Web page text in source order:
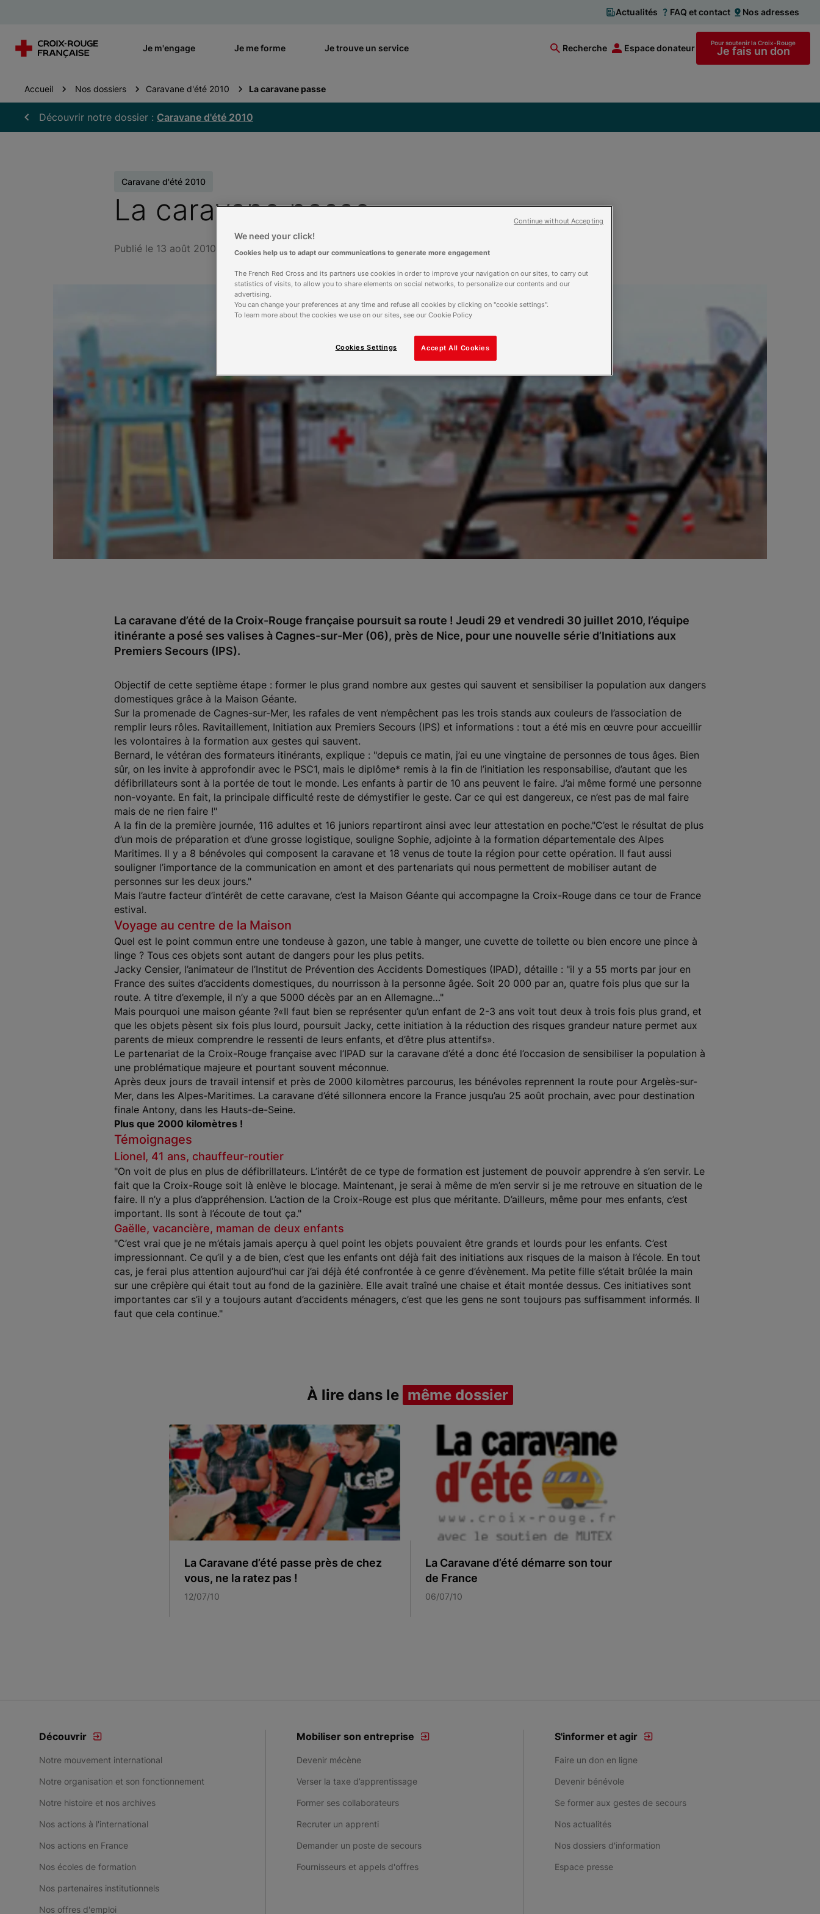
Actualités FAQ et contact Nos adresses
Je m'engage Je me forme Je trouve un service Recherche Espace donateur Pour soutenir la Croix-Rouge
Je fais un don
Accueil Nos dossiers Caravane d'été 2010 La caravane passe
Découvrir notre dossier : Caravane d'été 2010
Caravane d'été 2010
La caravane passe
Publié le 13 août 2010
La caravane d’été de la Croix-Rouge française poursuit sa route ! Jeudi 29 et vendredi 30 juillet 2010, l’équipe
itinérante a posé ses valises à Cagnes-sur-Mer (06), près de Nice, pour une nouvelle série d’Initiations aux
Premiers Secours (IPS).
Objectif de cette septième étape : former le plus grand nombre aux gestes qui sauvent et sensibiliser la population aux dangers
domestiques grâce à la Maison Géante.
Sur la promenade de Cagnes-sur-Mer, les rafales de vent n’empêchent pas les trois stands aux couleurs de l’association de
remplir leurs rôles. Ravitaillement, Initiation aux Premiers Secours (IPS) et informations : tout a été mis en œuvre pour accueillir
les volontaires à la formation aux gestes qui sauvent.
Bernard, le vétéran des formateurs itinérants, explique : "depuis ce matin, j’ai eu une vingtaine de personnes de tous âges. Bien
sûr, on les invite à approfondir avec le PSC1, mais le diplôme* remis à la fin de l’initiation les responsabilise, d’autant que les
défibrillateurs sont à la portée de tout le monde. Les enfants à partir de 10 ans peuvent le faire. J’ai même formé une personne
non-voyante. En fait, la principale difficulté reste de démystifier le geste. Car ce qui est dangereux, ce n’est pas de mal faire
mais de ne rien faire !"
A la fin de la première journée, 116 adultes et 16 juniors repartiront ainsi avec leur attestation en poche."C’est le résultat de plus
d’un mois de préparation et d’une grosse logistique, souligne Sophie, adjointe à la formation départementale des Alpes
Maritimes. Il y a 8 bénévoles qui composent la caravane et 18 venus de toute la région pour cette opération. Il faut aussi
souligner l’importance de la communication en amont et des partenariats qui nous permettent de mobiliser autant de
personnes sur les deux jours."
Mais l’autre facteur d’intérêt de cette caravane, c’est la Maison Géante qui accompagne la Croix-Rouge dans ce tour de France
estival.
Voyage au centre de la Maison
Quel est le point commun entre une tondeuse à gazon, une table à manger, une cuvette de toilette ou bien encore une pince à
linge ? Tous ces objets sont autant de dangers pour les plus petits.
Jacky Censier, l’animateur de l’Institut de Prévention des Accidents Domestiques (IPAD), détaille : "il y a 55 morts par jour en
France des suites d’accidents domestiques, du nourrisson à la personne âgée. Soit 20 000 par an, quatre fois plus que sur la
route. A titre d’exemple, il n’y a que 5000 décès par an en Allemagne…"
Mais pourquoi une maison géante ?«Il faut bien se représenter qu’un enfant de 2-3 ans voit tout deux à trois fois plus grand, et
que les objets pèsent six fois plus lourd, poursuit Jacky, cette initiation à la réduction des risques grandeur nature permet aux
parents de mieux comprendre le ressenti de leurs enfants, et d’être plus attentifs».
Le partenariat de la Croix-Rouge française avec l’IPAD sur la caravane d’été a donc été l’occasion de sensibiliser la population à
une problématique majeure et pourtant souvent méconnue.
Après deux jours de travail intensif et près de 2000 kilomètres parcourus, les bénévoles reprennent la route pour Argelès-sur-
Mer, dans les Alpes-Maritimes. La caravane d’été sillonnera encore la France jusqu’au 25 août prochain, avec pour destination
finale Antony, dans les Hauts-de-Seine.
Plus que 2000 kilomètres !
Témoignages
Lionel, 41 ans, chauffeur-routier
"On voit de plus en plus de défibrillateurs. L’intérêt de ce type de formation est justement de pouvoir apprendre à s’en servir. Le
fait que la Croix-Rouge soit là enlève le blocage. Maintenant, je serai à même de m’en servir si je me retrouve en situation de le
faire. Il n’y a plus d’appréhension. L’action de la Croix-Rouge est plus que méritante. D’ailleurs, même pour mes enfants, c’est
important. Ils sont à l’écoute de tout ça."
Gaëlle, vacancière, maman de deux enfants
"C’est vrai que je ne m’étais jamais aperçu à quel point les objets pouvaient être grands et lourds pour les enfants. C’est
impressionnant. Ce qu’il y a de bien, c’est que les enfants ont déjà fait des initiations aux risques de la maison à l’école. En tout
cas, je ferai plus attention aujourd’hui car j’ai déjà été confrontée à ce genre d’évènement. Ma petite fille s’était brûlée la main
sur une crêpière qui était tout au fond de la gazinière. Elle avait traîné une chaise et était montée dessus. Ces initiatives sont
importantes car s’il y a toujours autant d’accidents ménagers, c’est que les gens ne sont toujours pas suffisamment informés. Il
faut que cela continue."
À lire dans le même dossier
La Caravane d’été passe près de chez
vous, ne la ratez pas !
12/07/10
La Caravane d’été démarre son tour
de France
06/07/10
Découvrir
Notre mouvement international
Notre organisation et son fonctionnement
Notre histoire et nos archives
Nos actions à l'international
Nos actions en France
Nos écoles de formation
Nos partenaires institutionnels
Nos offres d'emploi
Mobiliser son entreprise
Devenir mécène
Verser la taxe d’apprentissage
Former ses collaborateurs
Recruter un apprenti
Demander un poste de secours
Fournisseurs et appels d'offres
S'informer et agir
Faire un don en ligne
Devenir bénévole
Se former aux gestes de secours
Nos actualités
Nos dossiers d'information
Espace presse
We need your click!
Cookies help us to adapt our communications to generate more engagement
The French Red Cross and its partners use cookies in order to improve your navigation on our sites, to carry out
statistics of visits, to allow you to share elements on social networks, to personalize our contents and our
advertising.
You can change your preferences at any time and refuse all cookies by clicking on "cookie settings".
To learn more about the cookies we use on our sites, see our Cookie Policy
Accept All Cookies
Cookies Settings
Continue without Accepting